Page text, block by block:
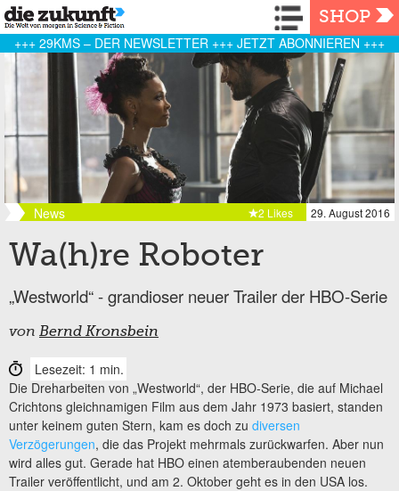
Navigation
SHOP
+++ 29KMS – DER NEWSLETTER +++ JETZT ABONNIEREN +++
News 29. August 2016
2 Likes
Wa(h)re Roboter
„Westworld“ - grandioser neuer Trailer der HBO-Serie
von Bernd Kronsbein
Lesezeit: 1 min.
Die Dreharbeiten von „Westworld“, der HBO-Serie, die auf Michael
Crichtons gleichnamigen Film aus dem Jahr 1973 basiert, standen
unter keinem guten Stern, kam es doch zu diversen
Verzögerungen, die das Projekt mehrmals zurückwarfen. Aber nun
wird alles gut. Gerade hat HBO einen atemberaubenden neuen
Trailer veröffentlicht, und am 2. Oktober geht es in den USA los.